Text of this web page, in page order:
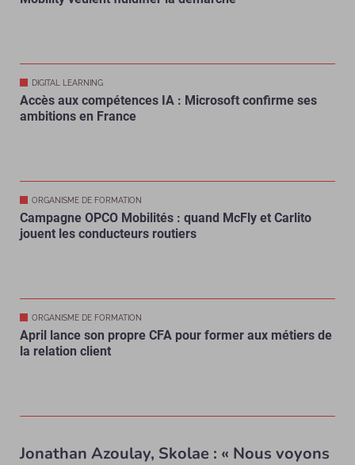
DIGITAL LEARNING
Accès aux compétences IA : Microsoft confirme ses
ambitions en France
ORGANISME DE FORMATION
Campagne OPCO Mobilités : quand McFly et Carlito
jouent les conducteurs routiers
ORGANISME DE FORMATION
April lance son propre CFA pour former aux métiers de
la relation client
Jonathan Azoulay, Skolae : « Nous voyons